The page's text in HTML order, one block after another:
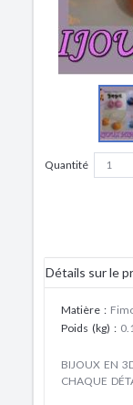
Quantité
Détails sur le
Matière :
Poids (kg) : 0.1
BIJOUX EN
CHAQUE